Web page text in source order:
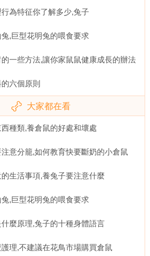
為特征你了解多少,兔子
,巨型花明兔的喂食要求
一些方法,讓你家鼠鼠健康成長的辦法
六個原則
大家都在看
種類,養倉鼠的好處和壞處
意分籠,如何教育快要斷奶的小倉鼠
生活事項,養兔子要注意什麼
,巨型花明兔的喂食要求
麼原理,兔子的十種身體語言
理,不建議在花鳥市場購買倉鼠